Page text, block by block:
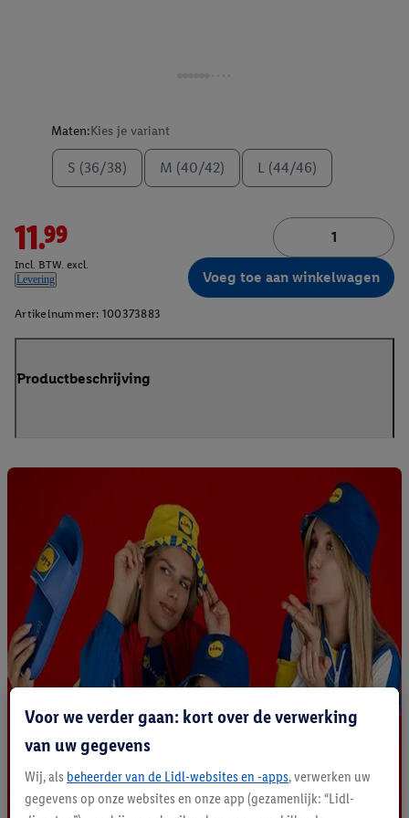
Maten:Kies je variant
S (36/38) M (40/42) L (44/46)
11.99
Incl. BTW. excl.
Levering
Voeg toe aan winkelwagen
Artikelnummer: 100373883
Productbeschrijving
Voor we verder gaan: kort over de verwerking
van uw gegevens
Wij, als beheerder van de Lidl-websites en -apps, verwerken uw
gegevens op onze websites en onze app (gezamenlijk: “Lidl-